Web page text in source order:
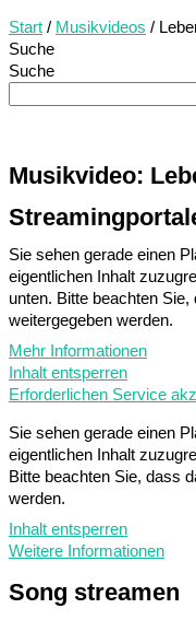
Start / Musikvideos /
Suche
Suche
Musikvideo:
Sie sehen gerade einen
eigentlichen Inhalt
unten. Bitte beachten
weitergegeben werden.
Mehr Informationen
Inhalt entsperren
Erforderlichen Service
Sie sehen gerade einen
eigentlichen Inhalt
Bitte beachten Sie, dass
werden.
Inhalt entsperren
Weitere Informationen
Song streamen